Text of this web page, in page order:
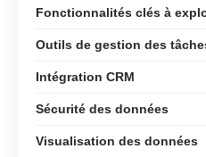
Fonctionnalités clés à
Outils de gestion des
Intégration CRM
Sécurité des données
Visualisation des données